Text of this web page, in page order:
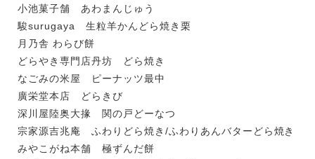
小池菓子舗 あわまんじゅう
駿surugaya 生粒羊かんどら焼き栗
月乃舎 わらび餅
どらやき専門店丹坊 どら焼き
なごみの米屋 ピーナッツ最中
廣栄堂本店 どらきび
深川屋陸奥大掾 関の戸どーなつ
宗家源吉兆庵 ふわりどら焼き/ふわりあんバターどら焼き
みやこがね本舗 極ずんだ餅